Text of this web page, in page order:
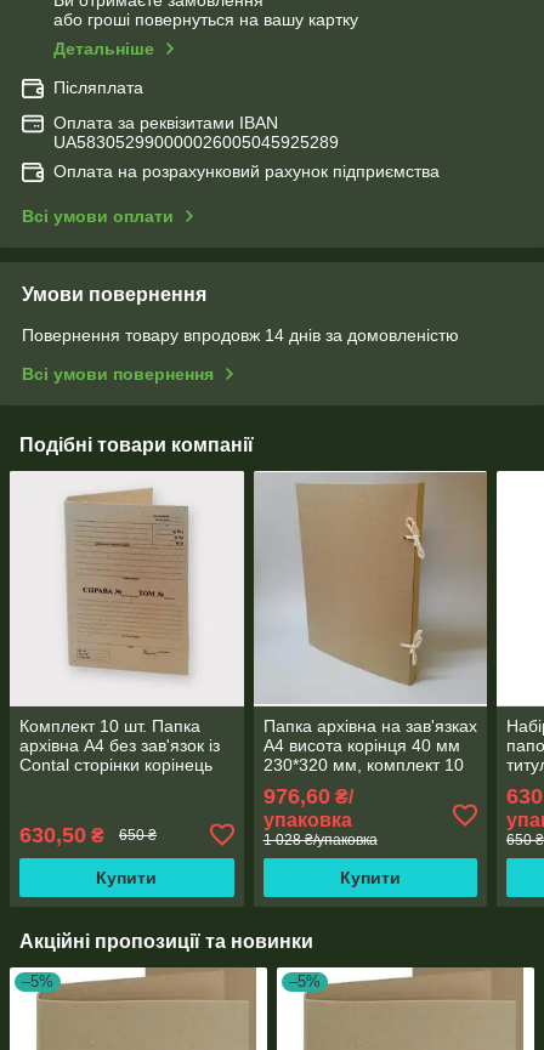
або гроші повернуться на вашу картку
Детальніше
Післяплата
Оплата за реквізитами IBAN
UA583052990000026005045925289
Оплата на розрахунковий рахунок підприємства
Всі умови оплати
Умови повернення
Повернення товару впродовж 14 днів за домовленістю
Всі умови повернення
Подібні товари компанії
Комплект 10 шт. Папка
архівна А4 без зав'язок із
Contal сторінки корінець
630,50 ₴ 650 ₴
Купити
Папка архівна на зав'язках
А4 висота корінця 40 мм
230*320 мм, комплект 10
976,60₴/
упаковка
1 028 ₴/упаковка
Купити
мм
650
Акційні пропозиції та новинки
–5% –5%